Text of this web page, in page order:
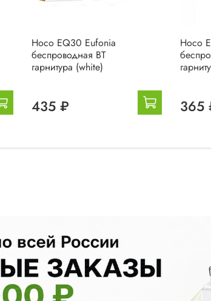
Hoco EQ30 Eufonia
беспроводная BT
гарнитура (white)
435 ₽
Hoco
365